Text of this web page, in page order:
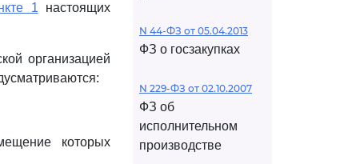
1 настоящих
организацией
которых
N 44-ФЗ от 05.04.2013
ФЗ о госзакупках
N 229-ФЗ от 02.10.2007
ФЗ об
исполнительном
производстве